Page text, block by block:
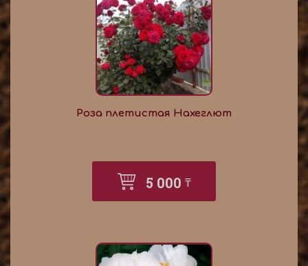
Роза плетистая Нахеглют
5 000 ₸